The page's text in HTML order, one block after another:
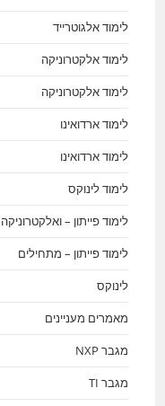
לימוד אלגוטרייד
לימוד אלקטרוניקה
לימוד אלקטרוניקה
לימוד ארדואינו
לימוד ארדואינו
לימוד לינוקס
לימוד פייתון – ואלקטרוניקה
לימוד פייתון – מתחילים
לינוקס
מאמרים מעניינים
מגבר NXP
מגבר TI